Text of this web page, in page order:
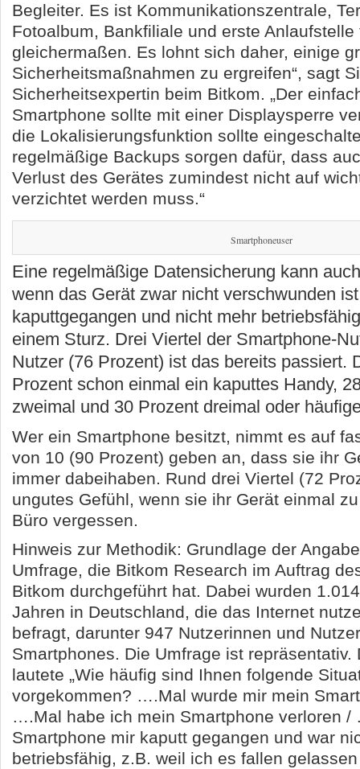
Begleiter. Es ist Kommunikationszentrale,
Fotoalbum, Bankfiliale und erste Anlaufstelle
gleichermaßen. Es lohnt sich daher, einige
Sicherheitsmaßnahmen zu ergreifen“, sagt
Sicherheitsexpertin beim Bitkom. „Der
Smartphone sollte mit einer Displaysperre
die Lokalisierungsfunktion sollte
regelmäßige Backups sorgen dafür, dass
Verlust des Gerätes zumindest nicht auf
verzichtet werden muss.“
Smartphoneuser
Eine regelmäßige Datensicherung kann
wenn das Gerät zwar nicht verschwunden
kaputtgegangen und nicht mehr
einem Sturz. Drei Viertel der Smartphone-
Nutzer (76 Prozent) ist das bereits passiert.
Prozent schon einmal ein kaputtes Handy,
zweimal und 30 Prozent dreimal oder
Wer ein Smartphone besitzt, nimmt es auf
von 10 (90 Prozent) geben an, dass sie ihr
immer dabeihaben. Rund drei Viertel (72
ungutes Gefühl, wenn sie ihr Gerät einmal
Büro vergessen.
Hinweis zur Methodik: Grundlage der
Umfrage, die Bitkom Research im Auftrag
Bitkom durchgeführt hat. Dabei wurden
Jahren in Deutschland, die das Internet
befragt, darunter 947 Nutzerinnen und
Smartphones. Die Umfrage ist repräsentativ.
lautete „Wie häufig sind Ihnen folgende
vorgekommen? ….Mal wurde mir mein
….Mal habe ich mein Smartphone verloren
Smartphone mir kaputt gegangen und war
betriebsfähig, z.B. weil ich es fallen gelassen